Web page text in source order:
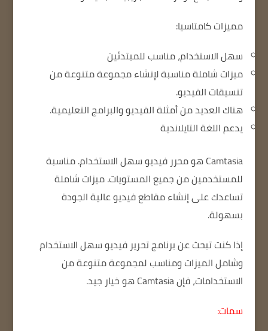
مميزات كامتاسيا:
سهل الاستخدام، مناسب للمبتدئين
ميزات شاملة مناسبة لإنشاء مجموعة متنوعة من
تنسيقات الفيديو.
هناك العديد من أمثلة الفيديو والبرامج التعليمية.
يدعم اللغة التايلاندية
Camtasiaهو محرر فيديو سهل الاستخدام. مناسبة
للمستخدمين من جميع المستويات. ميزات شاملة
تساعدك على إنشاء مقاطع فيديو عالية الجودة
بسهولة.
إذا كنت تبحث عن برنامج تحرير فيديو سهل الاستخدام
وشامل الميزات ومناسب لمجموعة متنوعة من
الاستخدامات، فإن Camtasia هو خيار جيد.
سمات: